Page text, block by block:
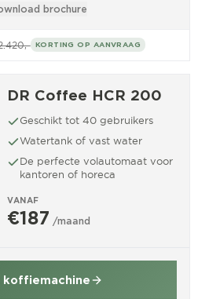
brochure
KORTING OP AANVRAAG
DR Coffee HCR 200
Geschikt tot 40 gebruikers
Watertank of vast water
De perfecte volautomaat voor
kantoren of horeca
VANAF
€187 /maand
koffiemachine